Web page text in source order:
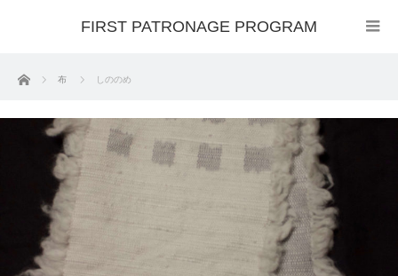
FIRST PATRONAGE PROGRAM
ホーム 布 しののめ